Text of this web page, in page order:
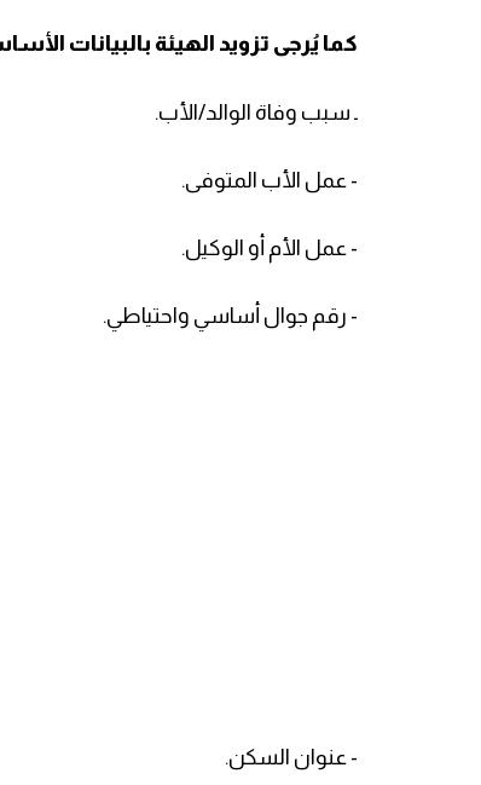
كما يُرجى تزويد الهيئة بالبيانات
ـ سبب وفاة الوالد/الأب.
- عمل الأب المتوفى.
- عمل الأم أو الوكيل.
- رقم جوال أساسي واحتياطي.
- عنوان السكن.